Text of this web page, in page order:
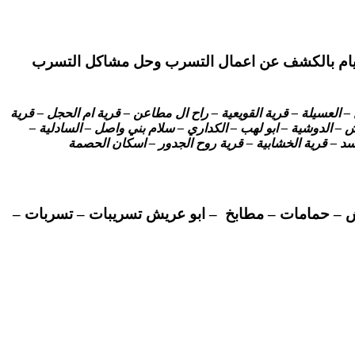
بالكشف عن اعمال التسرب وحل مشاكل التسرب
– قرية القويعية – راح ال مطاعن – قرية ام الحجل – قرية
– الدوشية – ابو لهب – الكداري – سلام بني واصل – السادلية –
– قرية الخشابية – قرية روح الجدور – اسكان الحصمة
– حمامات – مطابخ – ابو عريش تسريبات – تسربات –